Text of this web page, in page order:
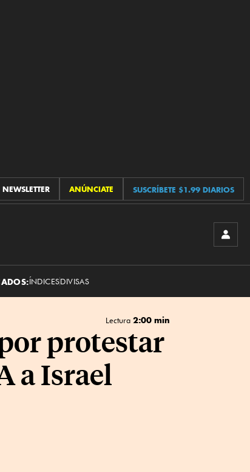
NEWSLETTER ANÚNCIATE SUSCRÍBETE $1.99 DIARIOS
ÍNDICESDIVISAS
Lectura 2:00 min
protestar
a Israel